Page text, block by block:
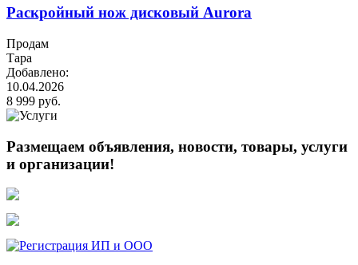
Раскройный нож дисковый Aurora
Продам
Тара
Добавлено:
10.04.2026
8 999 руб.
Размещаем объявления, новости, товары, услуги
и организации!